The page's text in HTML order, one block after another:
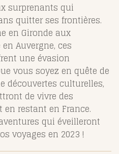
surprenants qui
quitter ses frontières.
en Gironde aux
Auvergne, ces
une évasion
vous soyez en quête de
découvertes culturelles,
de vivre des
restant en France.
qui éveilleront
voyages en 2023 !